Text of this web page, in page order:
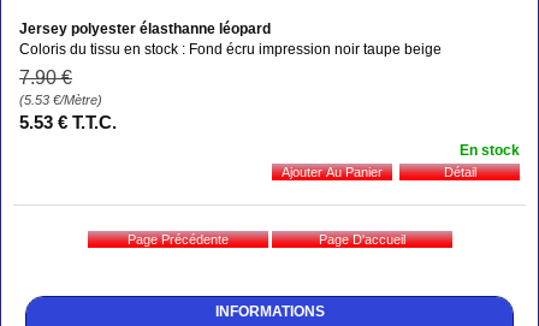
INFORMATIONS
Jersey polyester élasthanne léopard
Coloris du tissu en stock : Fond écru impression noir taupe beige
7.90 €
(5.53 €/Mètre)
5.53 € T.T.C.
En stock